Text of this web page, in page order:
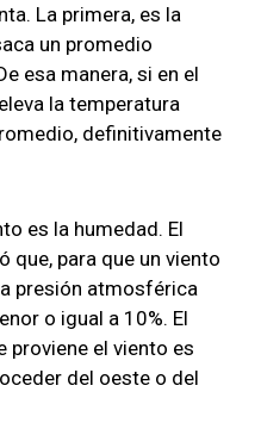
La primera, es la
un promedio
esa manera, si en el
la temperatura
definitivamente
es la humedad. El
que, para que un viento
presión atmosférica
o igual a 10%. El
proviene el viento es
del oeste o del